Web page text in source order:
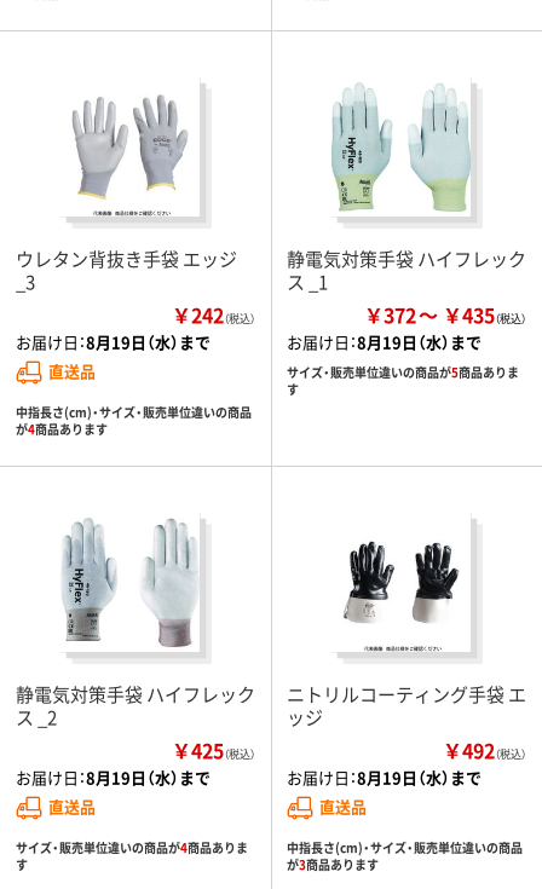
ウレタン背抜き手袋 エッジ
_3
￥242（税込）
お届け日：8月19日（水）まで
直送品
中指長さ(cm)・サイズ・販売単位違いの商品
が4商品あります
静電気対策手袋 ハイフレック
ス _1
￥372 ￥435
お届け日：8月19日（水）まで
サイズ・販売単位違いの商品が5商品ありま
す
静電気対策手袋 ハイフレック
ス _2
￥425（税込）
お届け日：8月19日（水）まで
直送品
サイズ・販売単位違いの商品が4商品ありま
す
ニトリルコーティング手袋 エ
ッジ
￥492（税込）
お届け日：8月19日（水）まで
直送品
中指長さ(cm)・サイズ・販売単位違いの商品
が3商品あります